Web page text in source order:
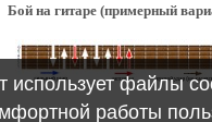
Бой на гитаре (примерный
использует файлы
работы